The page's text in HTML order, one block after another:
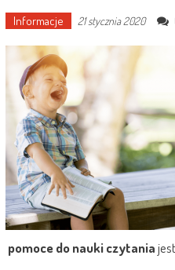
Informacje 21 stycznia 2020
pomoce do nauki czytania